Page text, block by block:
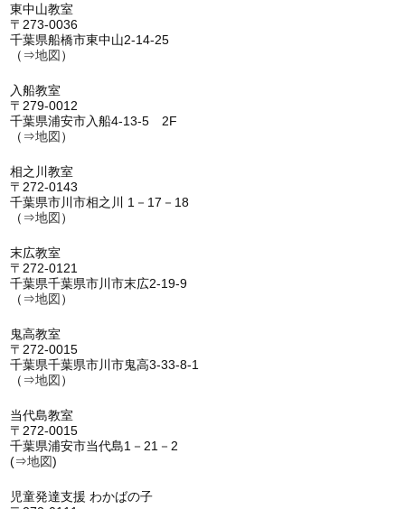
東中山教室
〒273-0036
千葉県船橋市東中山2-14-25
（⇒地図 ）
入船教室
〒279-0012
千葉県浦安市入船4-13-5 2F
（⇒地図 ）
相之川教室
〒272-0143
千葉県市川市相之川 1－17－18
（⇒地図 ）
末広教室
〒272-0121
千葉県千葉県市川市末広2-19-9
（⇒地図 ）
鬼高教室
〒272-0015
千葉県千葉県市川市鬼高3-33-8-1
（⇒地図 ）
当代島教室
〒272-0015
千葉県浦安市当代島1－21－2
(⇒地図)
児童発達支援 わかばの子